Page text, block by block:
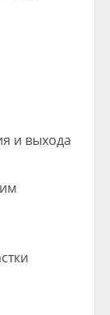
и выхода